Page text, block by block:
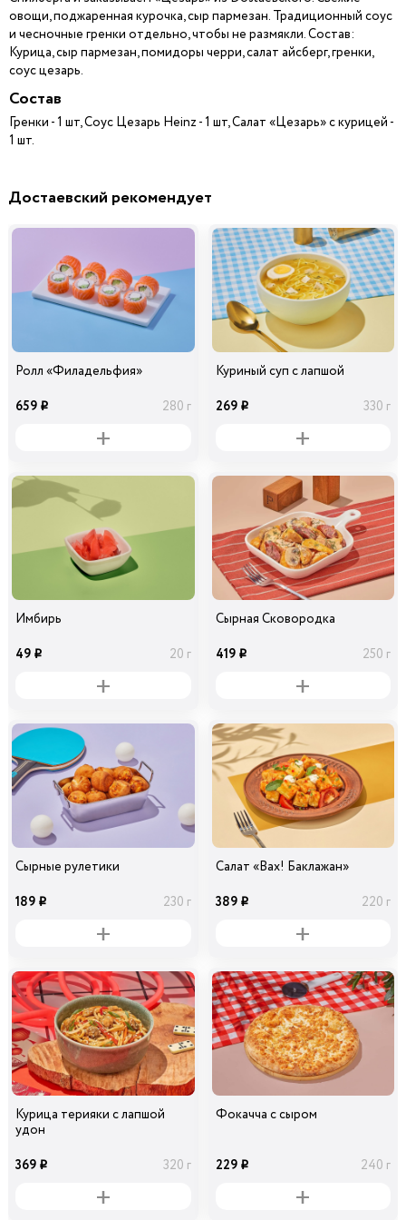
овощи, поджаренная курочка, сыр пармезан. Традиционный соус
и чесночные гренки отдельно, чтобы не размякли. Состав:
Курица, сыр пармезан, помидоры черри, салат айсберг, гренки,
соус цезарь.
Состав
Гренки - 1 шт, Соус Цезарь Heinz - 1 шт, Салат «Цезарь» с курицей -
1 шт.
Достаевский рекомендует
Ролл «Филадельфия»
659 i 280 г
Куриный суп с лапшой
269 i 330 г
Имбирь
49 i 20 г
Сырная Сковородка
419 i 250 г
Сырные рулетики
189 i 230 г
Салат «Вах! Баклажан»
389 i 220 г
Курица терияки с лапшой
удон
369 i 320 г
Фокачча с сыром
229 i 240 г